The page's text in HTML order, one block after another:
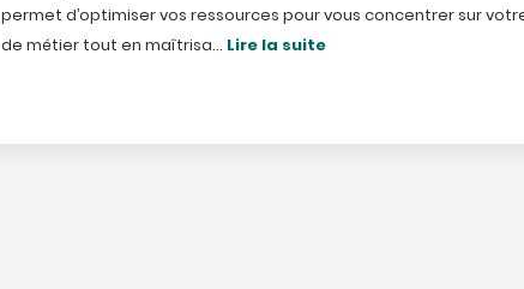
permet d’optimiser vos ressources pour vous concentrer sur
de métier tout en maîtrisa... Lire la suite